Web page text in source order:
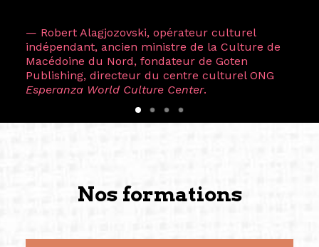
— Robert Alagjozovski, opérateur culturel
indépendant, ancien ministre de la Culture de
Macédoine du Nord, fondateur de Goten
Publishing, directeur du centre culturel ONG
Esperanza World Culture Center.
Nos formations